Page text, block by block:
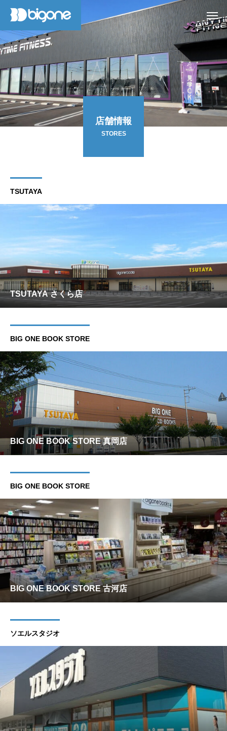
店舗情報
STORES
TSUTAYA
TSUTAYA さくら店
BIG ONE BOOK STORE
BIG ONE BOOK STORE 真岡店
BIG ONE BOOK STORE
BIG ONE BOOK STORE 古河店
ソエルスタジオ